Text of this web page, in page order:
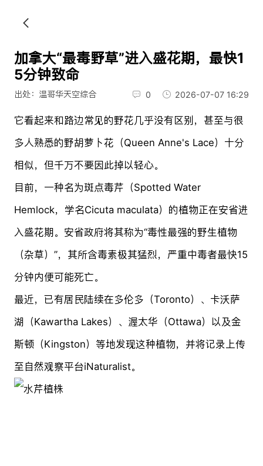
加拿大“最毒野草”进入盛花期，最快1
5分钟致命
出处：温哥华天空综合 0 2026-07-07 16:29
它看起来和路边常见的野花几乎没有区别，甚至与很
多人熟悉的野胡萝卜花（Queen Anne's Lace）十分
相似，但千万不要因此掉以轻心。
目前，一种名为斑点毒芹（Spotted Water
Hemlock，学名Cicuta maculata）的植物正在安省进
入盛花期。安省政府将其称为“毒性最强的野生植物
（杂草）”，其所含毒素极其猛烈，严重中毒者最快15
分钟内便可能死亡。
最近，已有居民陆续在多伦多（Toronto）、卡沃萨
湖（Kawartha Lakes）、渥太华（Ottawa）以及金
斯顿（Kingston）等地发现这种植物，并将记录上传
至自然观察平台iNaturalist。